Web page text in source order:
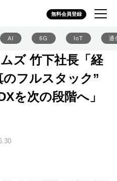
無料会員登録
AI 6G IoT 通
ズ 竹下社長「経
のフルスタック”
を次の段階へ」